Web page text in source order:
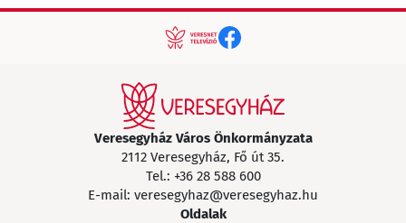
Veresegyház Város Önkormányzata
2112 Veresegyház, Fő út 35.
Tel.: +36 28 588 600
E-mail: veresegyhaz@veresegyhaz.hu
Oldalak